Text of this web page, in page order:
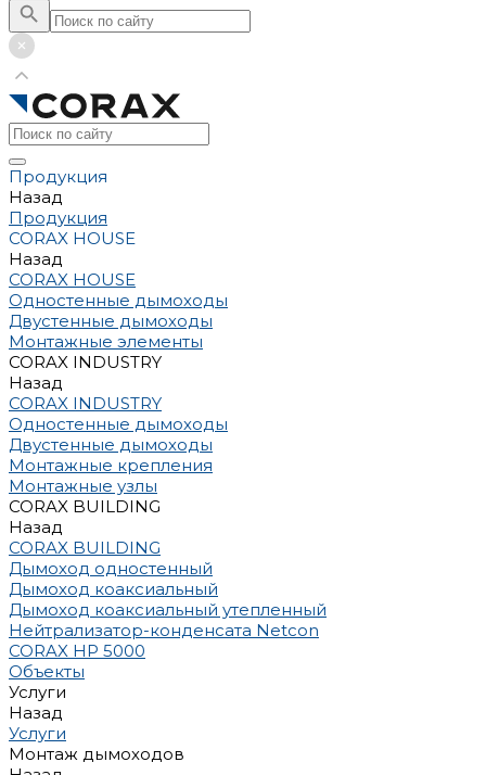
Продукция
Назад
Продукция
CORAX HOUSE
Назад
CORAX HOUSE
Одностенные дымоходы
Двустенные дымоходы
Монтажные элементы
CORAX INDUSTRY
Назад
CORAX INDUSTRY
Одностенные дымоходы
Двустенные дымоходы
Монтажные крепления
Монтажные узлы
CORAX BUILDING
Назад
CORAX BUILDING
Дымоход одностенный
Дымоход коаксиальный
Дымоход коаксиальный утепленный
Нейтрализатор-конденсата Netcon
CORAX HP 5000
Объекты
Услуги
Назад
Услуги
Монтаж дымоходов